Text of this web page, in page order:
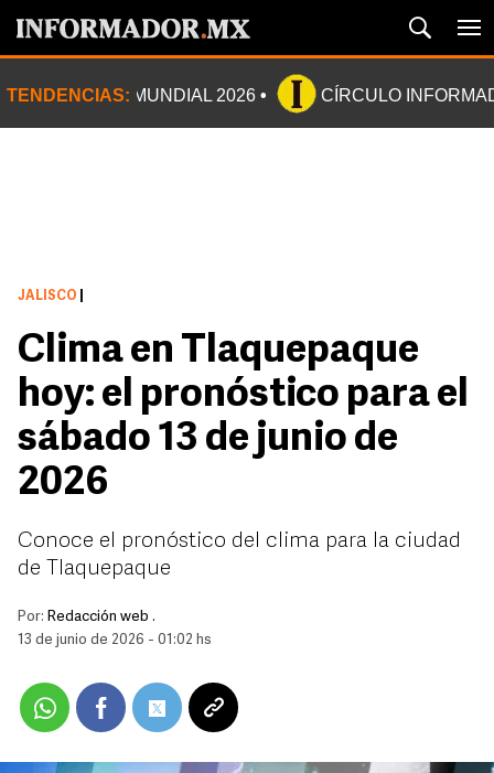
TENDENCIAS: MUNDIAL 2026 CÍRCULO
JALISCO
Clima en Tlaquepaque
hoy: el pronóstico para el
sábado 13 de junio de
2026
Conoce el pronóstico del clima para la ciudad
de Tlaquepaque
Por: Redacción web .
13 de junio de 2026 - 01:02 hs